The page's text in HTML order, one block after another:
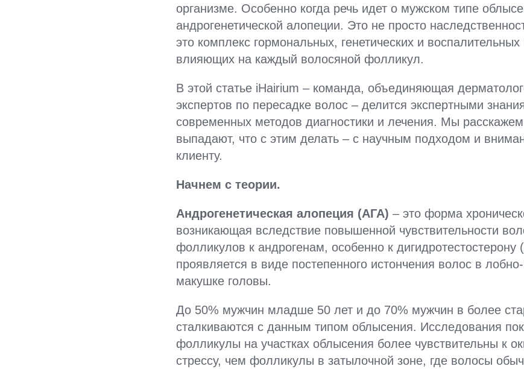
организме. Особенно когда речь идет о мужском типе
андрогенетической алопеции. Это не просто
это комплекс гормональных, генетических и воспалительных
влияющих на каждый волосяной фолликул.
В этой статье iHairium – команда, объединяющая
экспертов по пересадке волос – делится экспертными
современных методов диагностики и лечения. Мы
выпадают, что с этим делать – с научным подходом и
клиенту.
Начнем с теории.
Андрогенетическая алопеция (АГА) – это форма
возникающая вследствие повышенной чувствительности
фолликулов к андрогенам, особенно к
проявляется в виде постепенного истончения волос в
макушке головы.
До 50% мужчин младше 50 лет и до 70% мужчин в более
сталкиваются с данным типом облысения. Исследования
фолликулы на участках облысения более чувствительны к
стрессу, чем фолликулы в затылочной зоне, где волосы